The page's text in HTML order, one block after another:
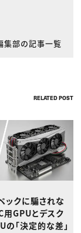
集部の記事一覧
RELATED POST
ックに騙されな
用GPUとデスク
の「決定的な差」